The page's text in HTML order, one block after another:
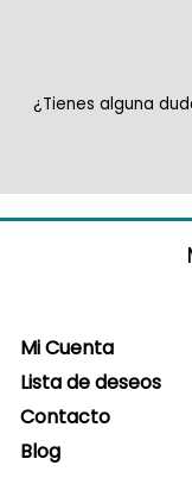
¿Tienes alguna
Mi Cuenta
Lista de deseos
Contacto
Blog